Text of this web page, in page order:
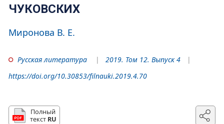
ЧУКОВСКИХ
Миронова В. Е.
Русская литература
2019. Том 12. Выпуск 4
https://doi.org/10.30853/filnauki.2019.4.70
Полный
текст RU